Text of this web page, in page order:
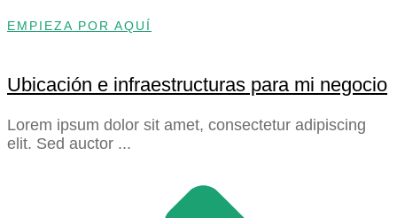
EMPIEZA POR AQUÍ
Ubicación e infraestructuras para mi negocio
Lorem ipsum dolor sit amet, consectetur adipiscing
elit. Sed auctor ...